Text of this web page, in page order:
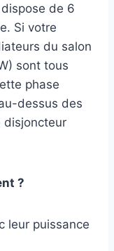
de 6
Si votre
du salon
sont tous
phase
dessus des
disjoncteur
?
leur puissance